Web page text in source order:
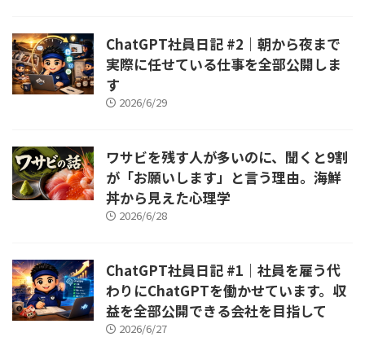
ChatGPT社員日記 #2｜朝から夜まで
実際に任せている仕事を全部公開しま
す
2026/6/29
ワサビを残す人が多いのに、聞くと9割
が「お願いします」と言う理由。海鮮
丼から見えた心理学
2026/6/28
ChatGPT社員日記 #1｜社員を雇う代
わりにChatGPTを働かせています。収
益を全部公開できる会社を目指して
2026/6/27